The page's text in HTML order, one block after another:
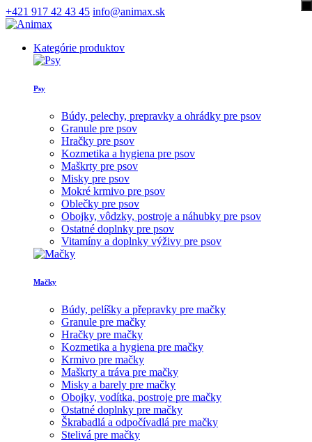
+421 917 42 43 45 info@animax.sk
Kategórie produktov
Psy
Búdy, pelechy, prepravky a ohrádky pre psov
Granule pre psov
Hračky pre psov
Kozmetika a hygiena pre psov
Maškrty pre psov
Misky pre psov
Mokré krmivo pre psov
Oblečky pre psov
Obojky, vôdzky, postroje a náhubky pre psov
Ostatné doplnky pre psov
Vitamíny a doplnky výživy pre psov
Mačky
Búdy, pelíšky a přepravky pre mačky
Granule pre mačky
Hračky pre mačky
Kozmetika a hygiena pre mačky
Krmivo pre mačky
Maškrty a tráva pre mačky
Misky a barely pre mačky
Obojky, vodítka, postroje pre mačky
Ostatné doplnky pre mačky
Škrabadlá a odpočívadlá pre mačky
Stelivá pre mačky